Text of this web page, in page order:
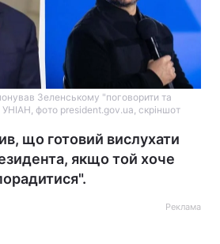
Зеленському "поговорити та
фото president.gov.ua, скріншот
що готовий вислухати
якщо той хоче
Реклама